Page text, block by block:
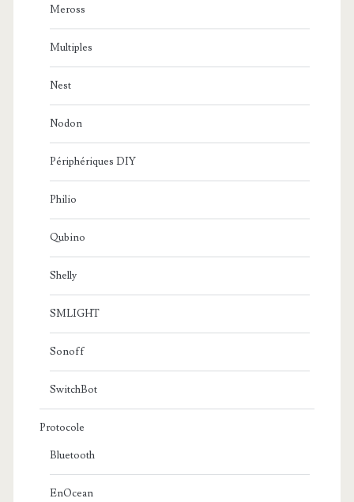
Meross
Multiples
Nest
Nodon
Périphériques DIY
Philio
Qubino
Shelly
SMLIGHT
Sonoff
SwitchBot
Protocole
Bluetooth
EnOcean